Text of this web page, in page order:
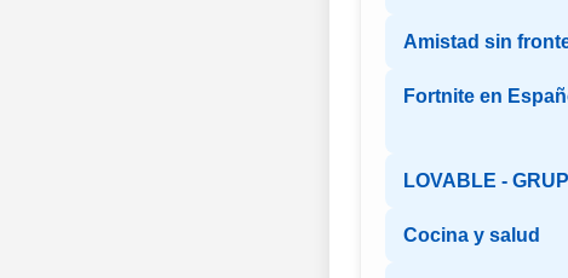
Amistad sin
Fortnite en
LOVABLE -
Cocina y salud